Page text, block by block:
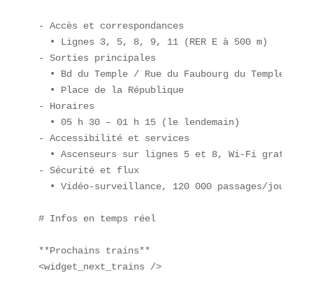
- Accès et correspondances
  • Lignes 3, 5, 8, 9, 11 (RER E à 500 m)
- Sorties principales
  • Bd du Temple / Rue du Faubourg du Temple
  • Place de la République
- Horaires
  • 05 h 30 – 01 h 15 (le lendemain)
- Accessibilité et services
  • Ascenseurs sur lignes 5 et 8, Wi-Fi gratuit
- Sécurité et flux
• Vidéo-surveillance, 120 000 passages/jour en
# Infos en temps réel
**Prochains trains**
<widget_next_trains />